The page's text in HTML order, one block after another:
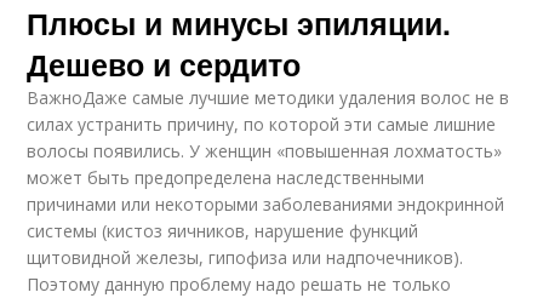
Плюсы и минусы эпиляции.
Дешево и сердито
ВажноДаже самые лучшие методики удаления волос не в
силах устранить причину, по которой эти самые лишние
волосы появились. У женщин «повышенная лохматость»
может быть предопределена наследственными
причинами или некоторыми заболеваниями эндокринной
системы (кистоз яичников, нарушение функций
щитовидной железы, гипофиза или надпочечников).
Поэтому данную проблему надо решать не только